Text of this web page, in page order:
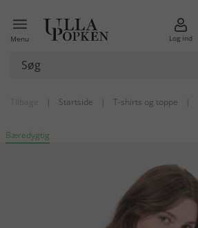
Menu Log ind
| Startside | T-shirts og toppe |
Bæredygtig